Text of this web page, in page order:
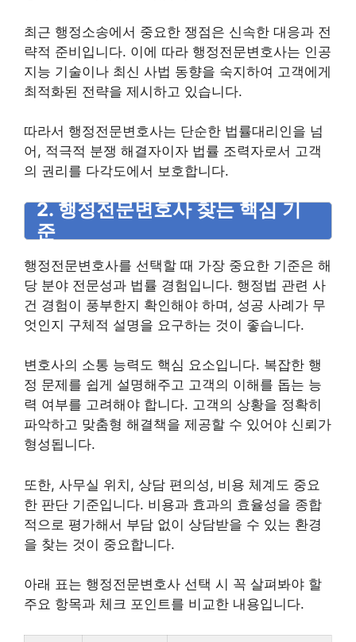
최근 행정소송에서 중요한 쟁점은 신속한 대응과 전
략적 준비입니다. 이에 따라 행정전문변호사는 인공
지능 기술이나 최신 사법 동향을 숙지하여 고객에게
최적화된 전략을 제시하고 있습니다.
따라서 행정전문변호사는 단순한 법률대리인을 넘
어, 적극적 분쟁 해결자이자 법률 조력자로서 고객
의 권리를 다각도에서 보호합니다.
2. 행정전문변호사 찾는 핵심 기
준
행정전문변호사를 선택할 때 가장 중요한 기준은 해
당 분야 전문성과 법률 경험입니다. 행정법 관련 사
건 경험이 풍부한지 확인해야 하며, 성공 사례가 무
엇인지 구체적 설명을 요구하는 것이 좋습니다.
변호사의 소통 능력도 핵심 요소입니다. 복잡한 행
정 문제를 쉽게 설명해주고 고객의 이해를 돕는 능
력 여부를 고려해야 합니다. 고객의 상황을 정확히
파악하고 맞춤형 해결책을 제공할 수 있어야 신뢰가
형성됩니다.
또한, 사무실 위치, 상담 편의성, 비용 체계도 중요
한 판단 기준입니다. 비용과 효과의 효율성을 종합
적으로 평가해서 부담 없이 상담받을 수 있는 환경
을 찾는 것이 중요합니다.
아래 표는 행정전문변호사 선택 시 꼭 살펴봐야 할
주요 항목과 체크 포인트를 비교한 내용입니다.